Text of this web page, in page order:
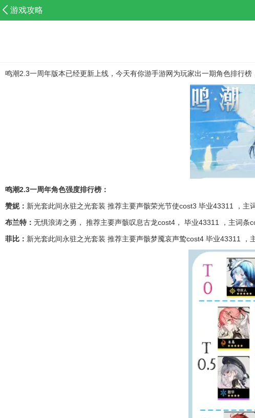
游戏攻略
鸣潮2.3一周年版本已经更新上线，今天有你游手游网为玩家出一期角色排行
鸣潮2.3一周年角色强度排行榜：
赞妮： 新光套此间永驻之光套装 推荐主要声骸荣光节使cost3 毕业43311 ，
布兰特： 无惧浪涛之勇， 推荐主要声骸叹息古龙cost4， 毕业43311 ，主词
菲比： 新光套此间永驻之光套装 推荐主要声骸梦魇哀声鸷cost4 毕业43311